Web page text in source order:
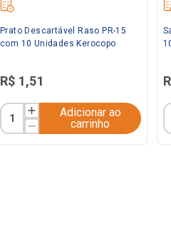
Prato Descartável Raso PR-15
com 10 Unidades Kerocopo
R$ 1,51
Adicionar ao
carrinho